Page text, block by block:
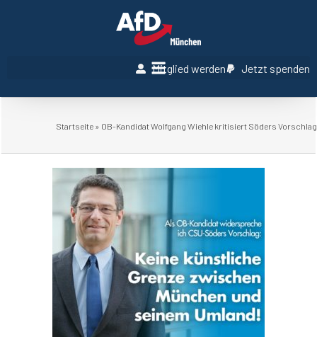
Mitglied werden Jetzt spenden
Startseite » OB-Kandidat Wolfgang Wiehle kritisiert Söders Vorschlag